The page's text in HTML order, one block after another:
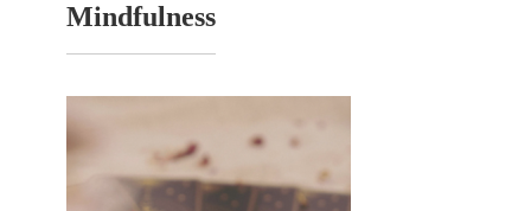
Mindfulness